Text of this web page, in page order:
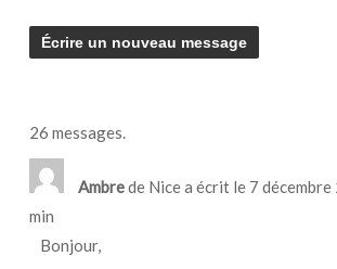
26 messages.
Ambrede Nicea écrit le7 décembre
min
Bonjour,